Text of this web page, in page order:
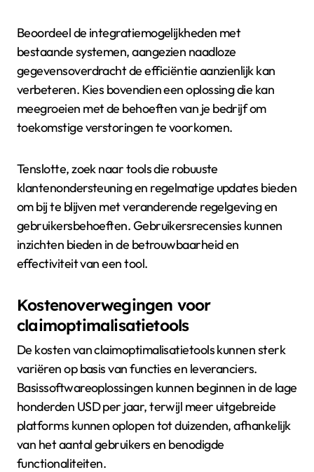
Beoordeel de integratiemogelijkheden met
bestaande systemen, aangezien naadloze
gegevensoverdracht de efficiëntie aanzienlijk kan
verbeteren. Kies bovendien een oplossing die kan
meegroeien met de behoeften van je bedrijf om
toekomstige verstoringen te voorkomen.
Tenslotte, zoek naar tools die robuuste
klantenondersteuning en regelmatige updates bieden
om bij te blijven met veranderende regelgeving en
gebruikersbehoeften. Gebruikersrecensies kunnen
inzichten bieden in de betrouwbaarheid en
effectiviteit van een tool.
Kostenoverwegingen voor
claimoptimalisatietools
De kosten van claimoptimalisatietools kunnen sterk
variëren op basis van functies en leveranciers.
Basissoftwareoplossingen kunnen beginnen in de lage
honderden USD per jaar, terwijl meer uitgebreide
platforms kunnen oplopen tot duizenden, afhankelijk
van het aantal gebruikers en benodigde
functionaliteiten.